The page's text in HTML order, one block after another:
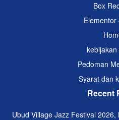
Box
Elementor
kebijakan
Pedoman
Syarat dan
Recent
Ubud Village Jazz Festival